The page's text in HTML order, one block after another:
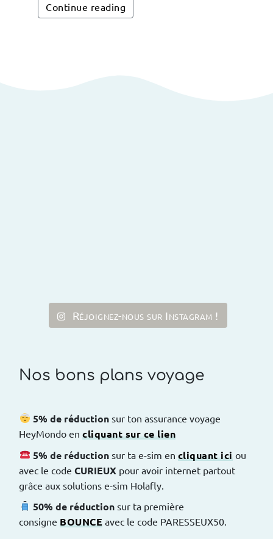
Continue reading
Réjoignez-nous sur Instagram !
Nos bons plans voyage
5% de réduction sur ton assurance voyage
HeyMondo encliquant sur ce lien
5% de réductionsur ta e-sim en cliquant ici ou
avec le codeCURIEUX pour avoir internet partout
grâce aux solutions e-sim Holafly.
50% de réductionsur ta première
consigne BOUNCE avec le code PARESSEUX50.